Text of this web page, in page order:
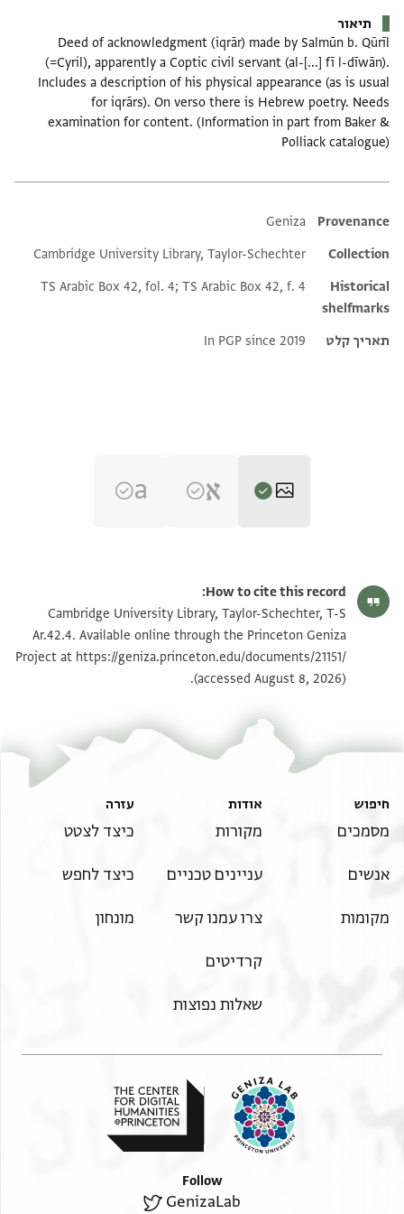
תיאור
Deed of acknowledgment (iqrār) made by Salmūn b. Qūrīl
(=Cyril), apparently a Coptic civil servant (al-[...] fī l-dīwān).
Includes a description of his physical appearance (as is usual
for iqrārs). On verso there is Hebrew poetry. Needs
examination for content. (Information in part from Baker &
Polliack catalogue)
Additional metadata
Provenance
Geniza
Collection
Cambridge University Library, Taylor-Schechter
Historical
shelfmarks
TS Arabic Box 42, fol. 4; TS Arabic Box 42, f. 4
תאריך קלט In PGP since 2019
T-S Ar.42.4 1v הגדל וסובב
תנאי היתר שימוש בתצלום
How to cite this record:
Cambridge University Library, Taylor-Schechter, T-S
Ar.42.4. Available online through the Princeton Geniza
Project athttps://geniza.princeton.edu/documents/21151/
(accessed August 8, 2026).
חיפוש
מסמכים
אנשים
מקומות
אודות
מקורות
עניינים טכניים
צרו עמנו קשר
קרדיטים
שאלות נפוצות
עזרה
כיצד לצטט
כיצד לחפש
מונחון
Follow
GenizaLab